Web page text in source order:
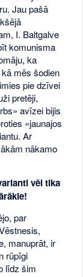
Jau pašā
I. Baltgalve
komunisma
ka
mēs šodien
pie dzīvei
pretēji,
avīzei bijis
«jaunajos
Ar
nākamo
vēl tika
par
manuprāt, ir
rūpīgi
līdz šim